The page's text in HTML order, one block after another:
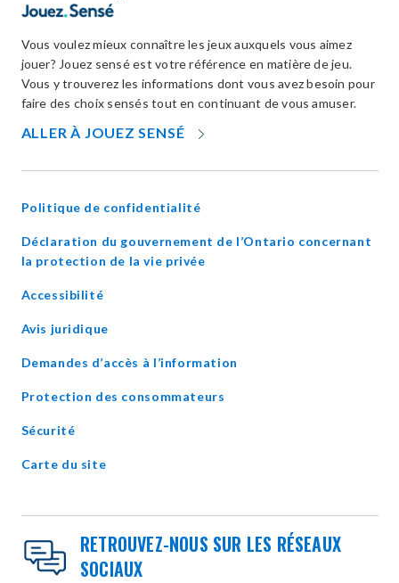
Vous voulez mieux connaître les jeux auxquels vous aimez
jouer? Jouez sensé est votre référence en matière de jeu.
Vous y trouverez les informations dont vous avez besoin pour
faire des choix sensés tout en continuant de vous amuser.
ALLER À JOUEZ SENSÉ
NEW
Politique de confidentialité
Déclaration du gouvernement de l’Ontario concernant
la protection de la vie privéeopens
Accessibilité
Avis juridique
Demandes d’accès à l’information
Protection des consommateurs
Sécurité
Carte du site
RETROUVEZ-NOUS SUR LES RÉSEAUX
SOCIAUX